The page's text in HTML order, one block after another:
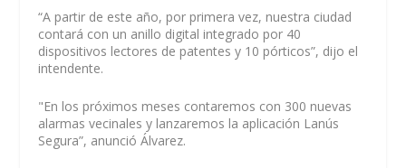
“A partir de este año, por primera vez, nuestra ciudad
contará con un anillo digital integrado por 40
dispositivos lectores de patentes y 10 pórticos”, dijo el
intendente.
"En los próximos meses contaremos con 300 nuevas
alarmas vecinales y lanzaremos la aplicación Lanús
Segura”, anunció Álvarez.